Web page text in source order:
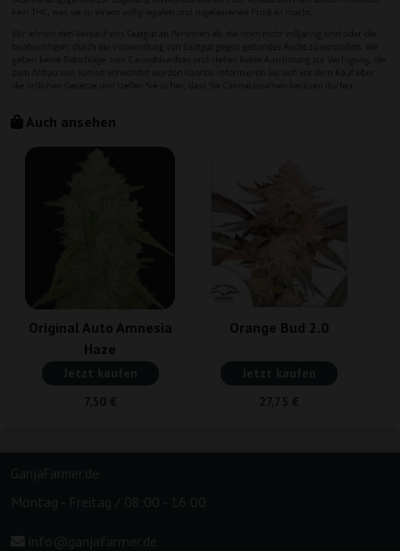
Auch ansehen
Original Auto Amnesia
Haze
Jetzt kaufen
7,50 €
Orange Bud 2.0
Jetzt kaufen
27,75 €
GanjaFarmer.de
Montag - Freitag / 08:00 - 16:00
info@ganjafarmer.de